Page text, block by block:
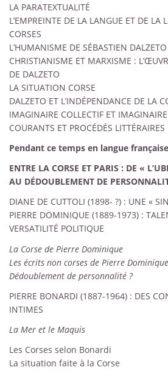
LA PARATEXTUALITÉ
L’EMPREINTE DE LA LANGUE ET DE LA
CORSES
L’HUMANISME DE SÉBASTIEN DALZETO
CHRISTIANISME ET MARXISME :
DE DALZETO
LA SITUATION CORSE
DALZETO ET L’INDÉPENDANCE DE LA
IMAGINAIRE COLLECTIF ET
COURANTS ET PROCÉDÉS LITTÉRAIRES
Pendant ce temps en langue
ENTRE LA CORSE ET PARIS : DE «
AU DÉDOUBLEMENT DE
DIANE DE CUTTOLI (1898- ?) : UNE «
PIERRE DOMINIQUE (1889-1973) :
VERSATILITÉ POLITIQUE
La Corse de Pierre Dominique
Les écrits non corses de Pierre Dominique
Dédoublement de personnalité ?
PIERRE BONARDI (1887-1964) : DES
INTIMES
La Mer et le Maquis
Les Corses selon Bonardi
La situation faite à la Corse